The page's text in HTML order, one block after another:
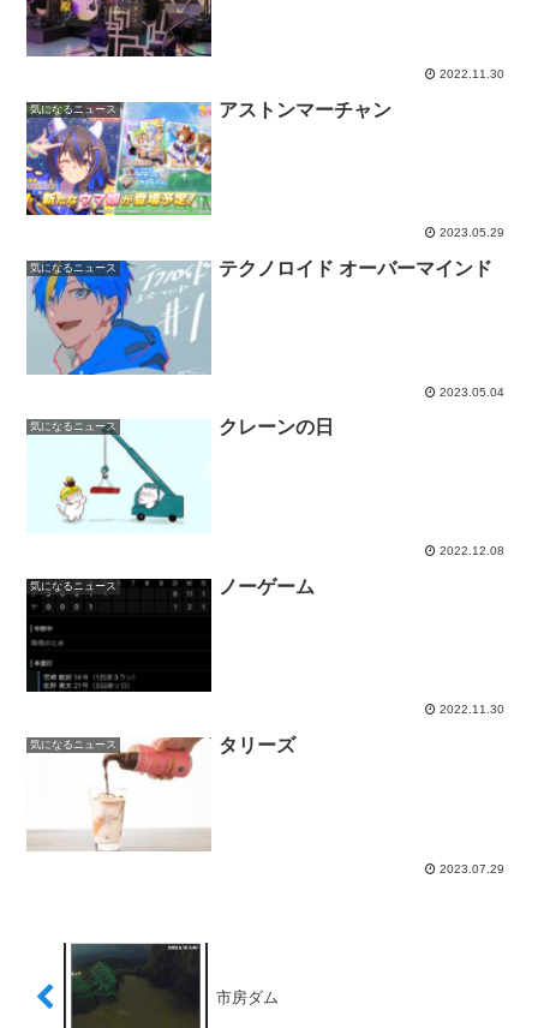
2022.11.30
気になるニュース アストンマーチャン
2023.05.29
気になるニュース テクノロイド オーバーマインド
2023.05.04
気になるニュース クレーンの日
2022.12.08
気になるニュース ノーゲーム
2022.11.30
気になるニュース タリーズ
2023.07.29
市房ダム